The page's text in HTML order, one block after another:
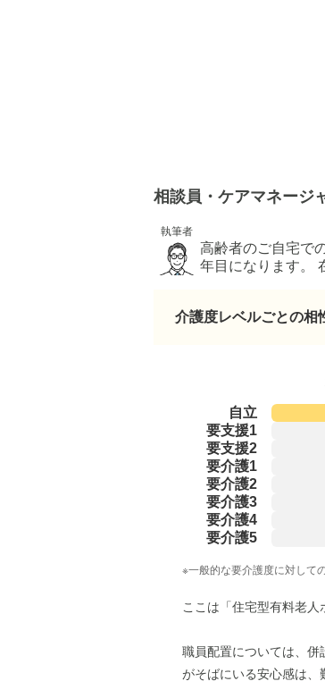
相談員・ケアマネージ
執筆者
高齢者のご自宅で
年目になります。
介護度レベルごとの相
自立
要支援1
要支援2
要介護1
要介護2
要介護3
要介護4
要介護5
※一般的な要介護度に対して
ここは「住宅型有料老人
職員配置については、併
がそばにいる安心感は、